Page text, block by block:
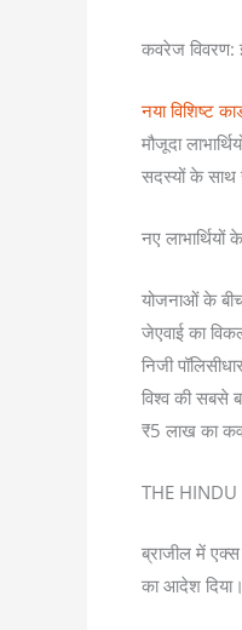
कवरेज विवरण:
नया विशिष्ट
मौजूदा
सदस्यों के साथ
नए
योजनाओं के
जेएवाई का
निजी
विश्व की सबसे
₹5 लाख का
THE HINDU
ब्राजील में
का आदेश दिया।